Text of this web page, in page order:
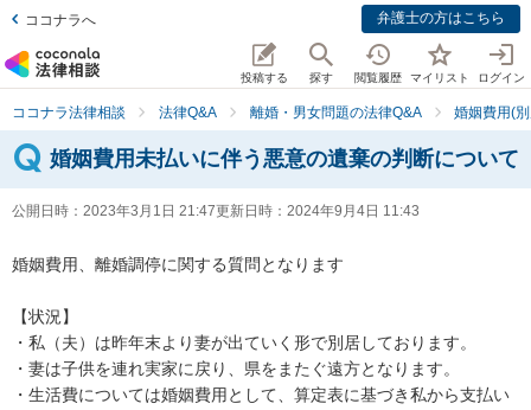
ココナラへ 弁護士の方はこちら
投稿する 探す 閲覧履歴 マイリスト ログイン
ココナラ法律相談 法律Q&A 離婚・男女問題の法律Q&A 婚姻費用(
婚姻費用未払いに伴う悪意の遺棄の判断について
公開日時： 2023年3月1日 21:47更新日時： 2024年9月4日 11:43
婚姻費用、離婚調停に関する質問となります
【状況】
・私（夫）は昨年末より妻が出ていく形で別居しております。
・妻は子供を連れ実家に戻り、県をまたぐ遠方となります。
・生活費については婚姻費用として、算定表に基づき私から支払い